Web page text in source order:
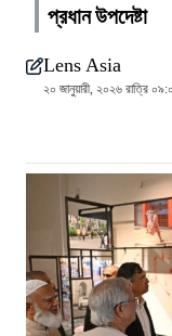
প্রধান উপদেষ্টা
Lens Asia
২০ জানুয়ারী, ২০২৬ রাত্রি